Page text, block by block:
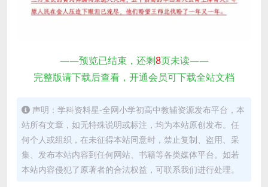
——预览已结束，还剩8页未读——
完整版请下载后查看，开通会员可下载全站文档
声明：学科资料星-全网小学初高中教辅资源发布平台，本
站所有文章，如无特殊说明或标注，均为本站原创发布。任
何个人或组织，在未征得本站同意时，禁止复制、盗用、采
集、发布本站内容到任何网站、书籍等各类媒体平台。如若
本站内容侵犯了原著者的合法权益，可联系我们进行处理。